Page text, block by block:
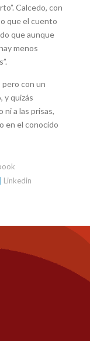
Calcedo, con
que el cuento
queaunque
menos
pero con un
y quizás
a las prisas,
en el conocido
Linkedin